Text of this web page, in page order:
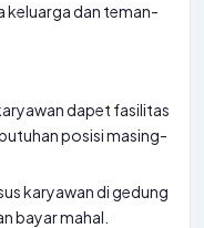
keluarga dan teman-
dapet fasilitas
posisi masing-
karyawan di gedung
bayar mahal.